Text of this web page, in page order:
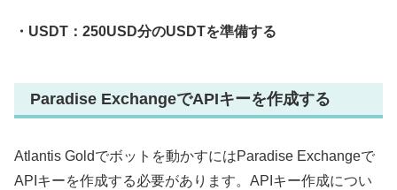
・USDT：250USD分のUSDTを準備する
Paradise ExchangeでAPIキーを作成する
Atlantis Goldでボットを動かすにはParadise Exchangeで
APIキーを作成する必要があります。APIキー作成につい